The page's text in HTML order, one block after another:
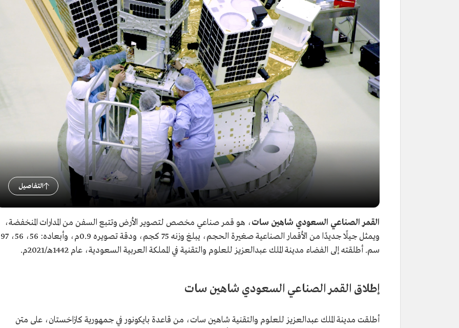
التفاصيل
القمر الصناعي السعودي شاهين سات، هو قمر صناعي مخصص لتصوير الأرض وتتبع السفن من المدارات المنخفضة،
ويمثل جيلًا جديدًا من الأقمار الصناعية صغيرة الحجم، يبلغ وزنه 75 كجم، ودقة تصويره 0.9م، وأبعاده: 56، 56، 97
سم. أطلقته إلى الفضاء مدينة الملك عبدالعزيز للعلوم والتقنية في المملكة العربية السعودية، عام 1442هـ/2021م.
إطلاق القمر الصناعي السعودي شاهين سات
أطلقت مدينة الملك عبدالعزيز للعلوم والتقنية شاهين سات، من قاعدة بايكونور في جمهورية كازاخستان، على متن